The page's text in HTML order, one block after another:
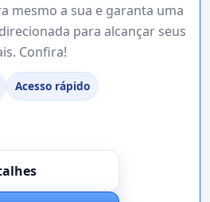
mesmo a sua e garanta uma
para alcançar seus
Confira!
Acesso rápido